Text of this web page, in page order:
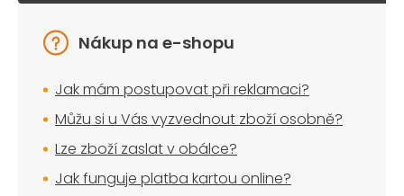
Nákup na e-shopu
Jak mám postupovat při reklamaci?
Můžu si u Vás vyzvednout zboží osobně?
Lze zboží zaslat v obálce?
Jak funguje platba kartou online?